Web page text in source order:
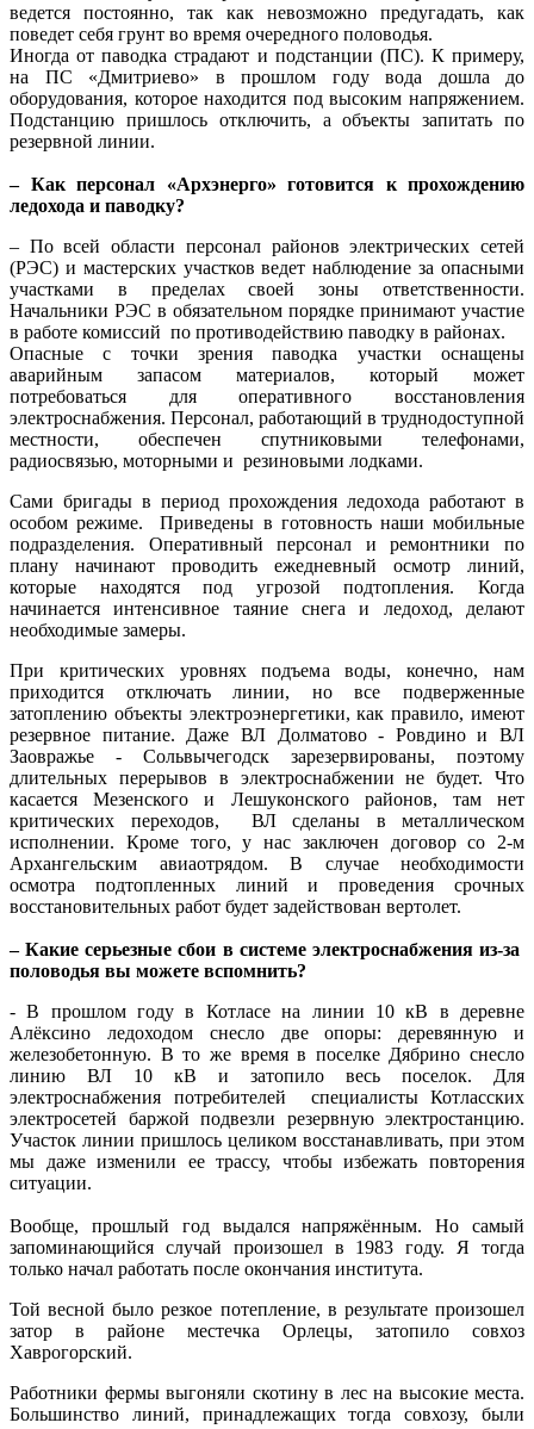
ведется постоянно, так как невозможно предугадать, как
поведет себя грунт во время очередного половодья.
Иногда от паводка страдают и подстанции (ПС). К примеру,
на ПС «Дмитриево» в прошлом году вода дошла до
оборудования, которое находится под высоким напряжением.
Подстанцию пришлось отключить, а объекты запитать по
резервной линии.
– Как персонал «Архэнерго» готовится к прохождению
ледохода и паводку?
– По всей области персонал районов электрических сетей
(РЭС) и мастерских участков ведет наблюдение за опасными
участками в пределах своей зоны ответственности.
Начальники РЭС в обязательном порядке принимают участие
в работе комиссий по противодействию паводку в районах.
Опасные с точки зрения паводка участки оснащены
аварийным запасом материалов, который может
потребоваться для оперативного восстановления
электроснабжения. Персонал, работающий в труднодоступной
местности, обеспечен спутниковыми телефонами,
радиосвязью, моторными и резиновыми лодками.
Сами бригады в период прохождения ледохода работают в
особом режиме. Приведены в готовность наши мобильные
подразделения. Оперативный персонал и ремонтники по
плану начинают проводить ежедневный осмотр линий,
которые находятся под угрозой подтопления. Когда
начинается интенсивное таяние снега и ледоход, делают
необходимые замеры.
При критических уровнях подъема воды, конечно, нам
приходится отключать линии, но все подверженные
затоплению объекты электроэнергетики, как правило, имеют
резервное питание. Даже ВЛ Долматово - Ровдино и ВЛ
Заовражье - Сольвычегодск зарезервированы, поэтому
длительных перерывов в электроснабжении не будет. Что
касается Мезенского и Лешуконского районов, там нет
критических переходов, ВЛ сделаны в металлическом
исполнении. Кроме того, у нас заключен договор со 2-м
Архангельским авиаотрядом. В случае необходимости
осмотра подтопленных линий и проведения срочных
восстановительных работ будет задействован вертолет.
– Какие серьезные сбои в системе электроснабжения из-за
половодья вы можете вспомнить?
- В прошлом году в Котласе на линии 10 кВ в деревне
Алёксино ледоходом снесло две опоры: деревянную и
железобетонную. В то же время в поселке Дябрино снесло
линию ВЛ 10 кВ и затопило весь поселок. Для
электроснабжения потребителей специалисты Котласских
электросетей баржой подвезли резервную электростанцию.
Участок линии пришлось целиком восстанавливать, при этом
мы даже изменили ее трассу, чтобы избежать повторения
ситуации.
Вообще, прошлый год выдался напряжённым. Но самый
запоминающийся случай произошел в 1983 году. Я тогда
только начал работать после окончания института.
Той весной было резкое потепление, в результате произошел
затор в районе местечка Орлецы, затопило совхоз
Хаврогорский.
Работники фермы выгоняли скотину в лес на высокие места.
Большинство линий, принадлежащих тогда совхозу, были